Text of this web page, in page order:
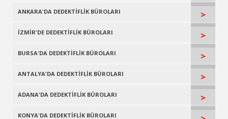
ANKARA'DA DEDEKTİFLİK BÜROLARI >
İZMİR'DE DEDEKTİFLİK BÜROLARI >
BURSA'DA DEDEKTİFLİK BÜROLARI >
ANTALYA'DA DEDEKTİFLİK BÜROLARI >
ADANA'DA DEDEKTİFLİK BÜROLARI >
KONYA'DA DEDEKTİFLİK BÜROLARI